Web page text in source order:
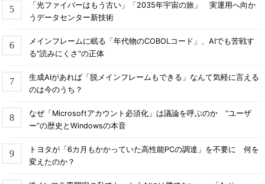
「光ファイバーはもう古い」「2035年宇宙の旅」 実運用へ向か
うデータセンター新技術
メインフレームに眠る「年代物のCOBOLコード」、AIでも苦戦す
る"読みにくさ"の正体
生成AIがあれば「脱メインフレームもできる」なんて気軽に言える
のは今のうち？
なぜ「Microsoftアカウント必須化」は議論を呼ぶのか “ユーザ
ー”の歴史とWindowsの本音
トヨタが「6カ月もかかっていた高性能PCの調達」を不要に 何を
変えたのか？